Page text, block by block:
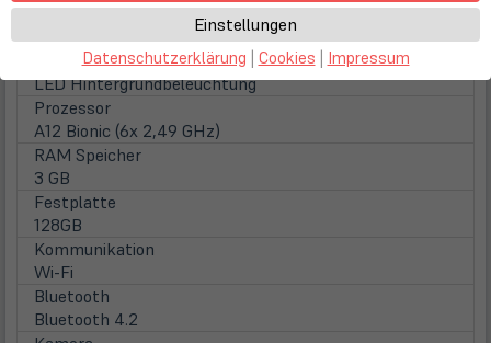
Touchscreen
Multitouch + Stifteingabe
Hintergrundbeleuchtung
LED Hintergrundbeleuchtung
Prozessor
A12 Bionic (6x 2,49 GHz)
RAM Speicher
3 GB
Festplatte
128GB
Kommunikation
Wi-Fi
Bluetooth
Bluetooth 4.2
Einstellungen
Datenschutzerklärung | Cookies | Impressum